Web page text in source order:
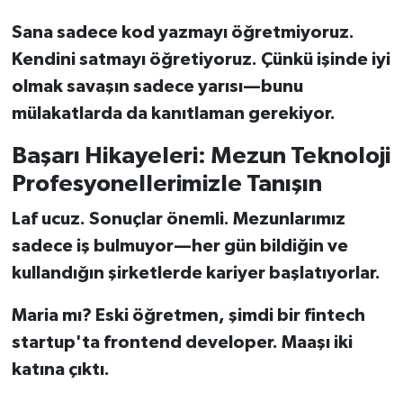
Sana sadece kod yazmayı öğretmiyoruz.
Kendini satmayı öğretiyoruz. Çünkü işinde iyi
olmak savaşın sadece yarısı—bunu
mülakatlarda da kanıtlaman gerekiyor.
Başarı Hikayeleri: Mezun Teknoloji
Profesyonellerimizle Tanışın
Laf ucuz. Sonuçlar önemli. Mezunlarımız
sadece iş bulmuyor—her gün bildiğin ve
kullandığın şirketlerde kariyer başlatıyorlar.
Maria mı? Eski öğretmen, şimdi bir fintech
startup'ta frontend developer. Maaşı iki
katına çıktı.